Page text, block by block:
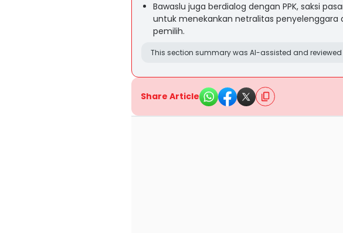
Bawaslu juga berdialog dengan PPK, saksi
untuk menekankan netralitas penyelenggara
pemilih.
This section summary was AI-assisted and
Share Article